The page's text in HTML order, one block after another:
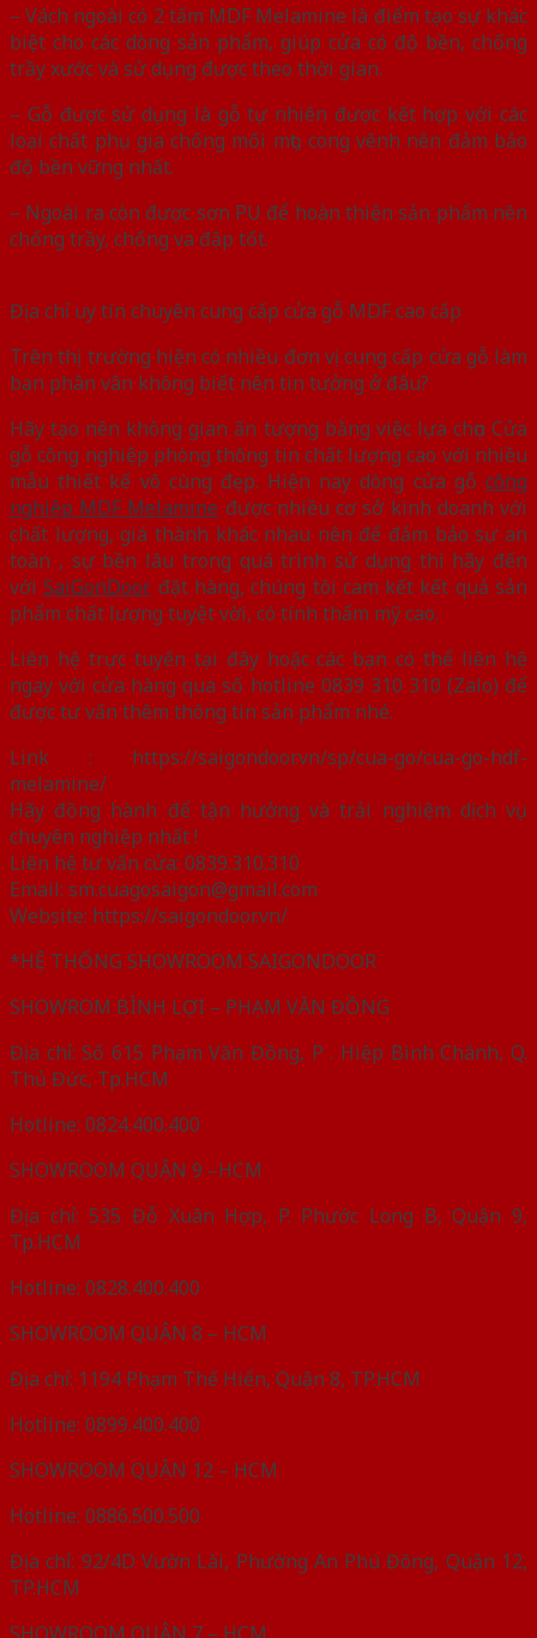
– Vách ngoài có 2 tấm MDF Melamine là điểm tạo sự khác
biệt cho các dòng sản phẩm, giúp cửa có độ bền, chống
trầy xước và sử dụng được theo thời gian.
– Gỗ được sử dụng là gỗ tự nhiên được kết hợp với các
loại chất phụ gia chống mối mọt, cong vênh nên đảm bảo
độ bền vững nhất.
– Ngoài ra còn được sơn PU để hoàn thiện sản phẩm nên
chống trầy, chống va đập tốt.
Địa chỉ uy tín chuyên cung cấp cửa gỗ MDF cao cấp
Trên thị trường hiện có nhiều đơn vị cung cấp cửa gỗ làm
bạn phân vân không biết nên tin tưởng ở đâu?
Hãy tạo nên không gian ấn tượng bằng việc lựa chọn Cửa
gỗ công nghiệp phòng thông tin chất lượng cao với nhiều
mẫu thiết kế vô cùng đẹp. Hiện nay dòng cửa gỗ công
nghiệp MDF Melamine được nhiều cơ sở kinh doanh với
chất lượng, giá thành khác nhau nên để đảm bảo sự an
toàn , sự bền lâu trong quá trình sử dụng thì hãy đến
vớiSaiGonDoor đặt hàng, chúng tôi cam kết kết quả sản
phẩm chất lượng tuyệt vời, có tính thẩm mỹ cao.
Liên hệ trực tuyến tại đây hoặc các bạn có thể liên hệ
ngay với cửa hàng qua số hotline 0839 310 310 (Zalo) để
được tư vấn thêm thông tin sản phẩm nhé.
Link : https://saigondoor.vn/sp/cua-go/cua-go-hdf-
melamine/
Hãy đồng hành để tận hưởng và trải nghiệm dịch vụ
chuyên nghiệp nhất !
Liên hệ tư vấn cửa: 0839.310.310
Email: sm.cuagosaigon@gmail.com
Website: https://saigondoor.vn/
*HỆ THỐNG SHOWROOM SAIGONDOOR
SHOWROM BÌNH LỢI – PHẠM VĂN ĐỒNG
Địa chỉ: Số 615 Phạm Văn Đồng, P . Hiệp Bình Chánh, Q.
Thủ Đức, Tp.HCM
Hotline: 0824.400.400
SHOWROOM QUẬN 9 –HCM
Địa chỉ: 535 Đỗ Xuân Hợp, P. Phước Long B, Quận 9,
Tp.HCM
Hotline: 0828.400.400
SHOWROOM QUẬN 8 – HCM
Địa chỉ: 1194 Phạm Thế Hiển, Quận 8, TP.HCM
Hotline: 0899.400.400
SHOWROOM QUẬN 12 – HCM
Hotline: 0886.500.500
Địa chỉ: 92/4D Vườn Lài, Phường An Phú Đông, Quận 12,
TP.HCM